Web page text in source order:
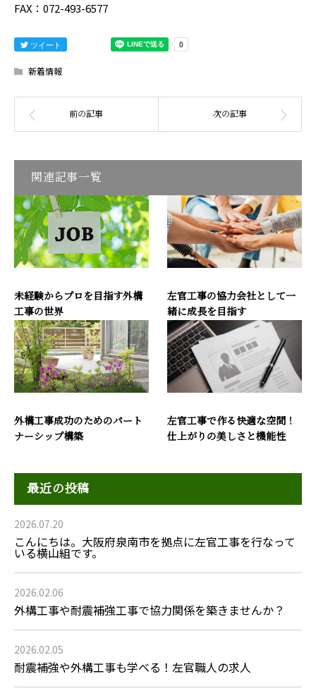
FAX：072-493-6577
ツイート
新着情報
関連記事一覧
未経験からプロを目指す外構
工事の世界
左官工事の協力会社として一
緒に成長を目指す
外構工事成功のためのパート
ナーシップ構築
左官工事で作る快適な空間！
仕上がりの美しさと機能性
最近の投稿
2026.07.20
こんにちは。大阪府泉南市を拠点に左官工事を行なって
いる横山組です。
2026.02.06
外構工事や耐震補強工事で協力関係を築きませんか？
2026.02.05
耐震補強や外構工事も学べる！左官職人の求人